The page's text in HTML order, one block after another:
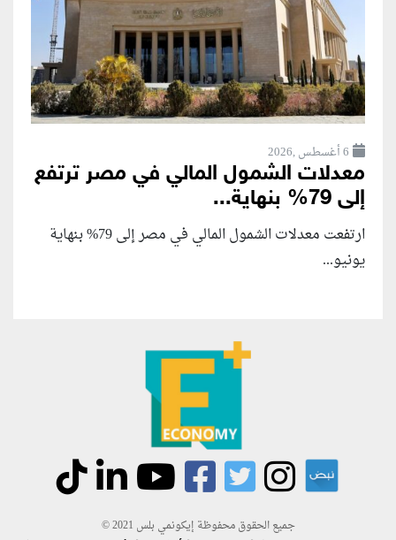
6 أغسطس ,2026
معدلات الشمول المالي في مصر ترتفع
إلى 79% بنهاية...
ارتفعت معدلات الشمول المالي في مصر إلى 79% بنهاية
يونيو...
جميع الحقوق محفوظة إيكونمي بلس 2021 ©